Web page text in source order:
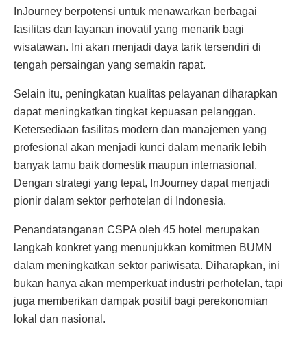
InJourney berpotensi untuk menawarkan berbagai
fasilitas dan layanan inovatif yang menarik bagi
wisatawan. Ini akan menjadi daya tarik tersendiri di
tengah persaingan yang semakin rapat.
Selain itu, peningkatan kualitas pelayanan diharapkan
dapat meningkatkan tingkat kepuasan pelanggan.
Ketersediaan fasilitas modern dan manajemen yang
profesional akan menjadi kunci dalam menarik lebih
banyak tamu baik domestik maupun internasional.
Dengan strategi yang tepat, InJourney dapat menjadi
pionir dalam sektor perhotelan di Indonesia.
Penandatanganan CSPA oleh 45 hotel merupakan
langkah konkret yang menunjukkan komitmen BUMN
dalam meningkatkan sektor pariwisata. Diharapkan, ini
bukan hanya akan memperkuat industri perhotelan, tapi
juga memberikan dampak positif bagi perekonomian
lokal dan nasional.